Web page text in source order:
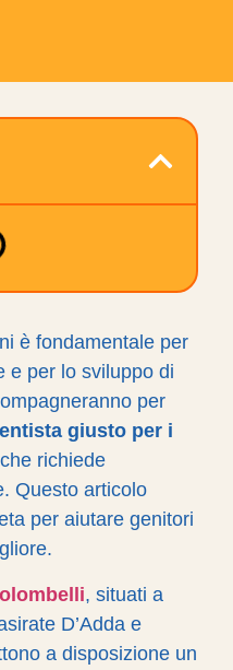
è fondamentale per
e per lo sviluppo di
per
giusto per i
richiede
Questo articolo
per aiutare genitori
, situati a
D’Adda e
a disposizione un